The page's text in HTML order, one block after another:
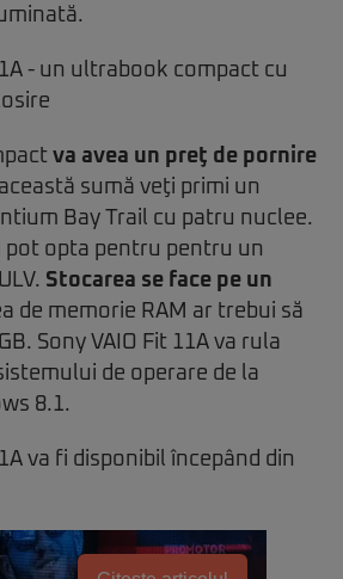
va avea un preţ de pornire
sumă veţi primi un
Bay Trail cu patru nuclee.
pot opta pentru pentru un
Stocarea se face pe un
de memorie RAM ar trebui să
Sony VAIO Fit 11A va rula
de operare de la
8.1.